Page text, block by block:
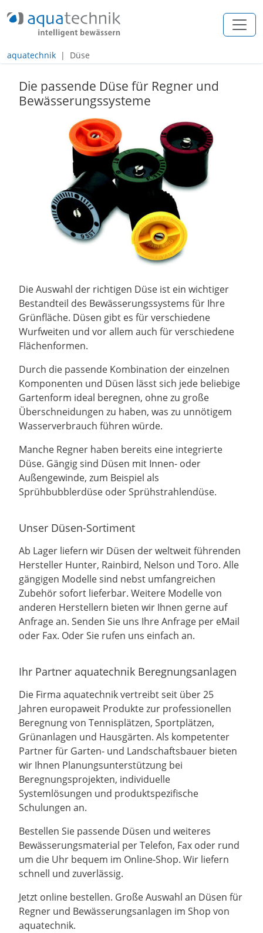
Navigation
Inhalt
aquatechnik Düse
Die passende Düse für Regner und
Bewässerungssysteme
Die Auswahl der richtigen Düse ist ein wichtiger
Bestandteil des Bewässerungssystems für Ihre
Grünfläche. Düsen gibt es für verschiedene
Wurfweiten und vor allem auch für verschiedene
Flächenformen.
Durch die passende Kombination der einzelnen
Komponenten und Düsen lässt sich jede beliebige
Gartenform ideal beregnen, ohne zu große
Überschneidungen zu haben, was zu unnötigem
Wasserverbrauch führen würde.
Manche Regner haben bereits eine integrierte
Düse. Gängig sind Düsen mit Innen- oder
Außengewinde, zum Beispiel als
Sprühbubblerdüse oder Sprühstrahlendüse.
Unser Düsen-Sortiment
Ab Lager liefern wir Düsen der weltweit führenden
Hersteller Hunter, Rainbird, Nelson und Toro. Alle
gängigen Modelle sind nebst umfangreichen
Zubehör sofort lieferbar. Weitere Modelle von
anderen Herstellern bieten wir Ihnen gerne auf
Anfrage an. Senden Sie uns Ihre Anfrage per eMail
oder Fax. Oder Sie rufen uns einfach an.
Ihr Partner aquatechnik Beregnungsanlagen
Die Firma aquatechnik vertreibt seit über 25
Jahren europaweit Produkte zur professionellen
Beregnung von Tennisplätzen, Sportplätzen,
Grünanlagen und Hausgärten. Als kompetenter
Partner für Garten- und Landschaftsbauer bieten
wir Ihnen Planungsunterstützung bei
Beregnungsprojekten, individuelle
Systemlösungen und produktspezifische
Schulungen an.
Bestellen Sie passende Düsen und weiteres
Bewässerungsmaterial per Telefon, Fax oder rund
um die Uhr bequem im Online-Shop. Wir liefern
schnell und zuverlässig.
Jetzt online bestellen. Große Auswahl an Düsen für
Regner und Bewässerungsanlagen im Shop von
aquatechnik.